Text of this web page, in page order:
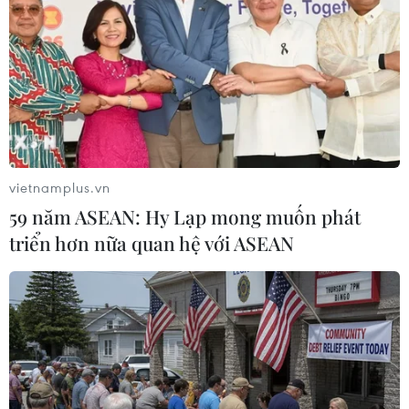
lên phương án chống ngập
lụt, cây đổ trong mùa mưa
bão
Để giảm thiểu đến mức thấp nhất thiệt hại có thể
xảy ra trong mùa mưa bão, Thành phố Hồ Chí
Minh đã xây dựng và triển khai các phương án
phòng chống ngập lụt và cây đổ, bảo đảm an
toàn cho người dân.
(TTXVN/Vietnam+)
vietnamplus.vn
59 năm ASEAN: Hy Lạp mong muốn phát
triển hơn nữa quan hệ với ASEAN